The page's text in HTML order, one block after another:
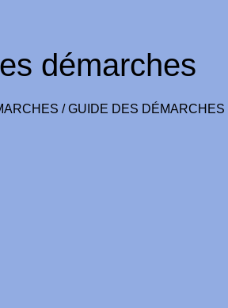
démarches
/GUIDE DES DÉMARCHES